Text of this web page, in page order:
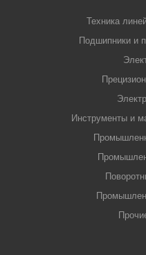
Техника
Подшипники и
Инструменты и